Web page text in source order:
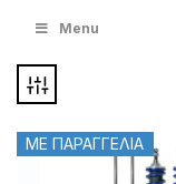
Menu
ΜΕ ΠΑΡΑΓΓΕΛΙΑ